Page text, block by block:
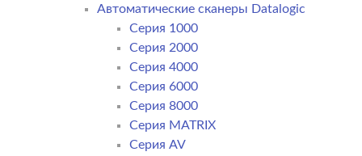
Автоматические сканеры Datalogic
Серия 1000
Серия 2000
Серия 4000
Серия 6000
Серия 8000
Серия MATRIX
Серия AV